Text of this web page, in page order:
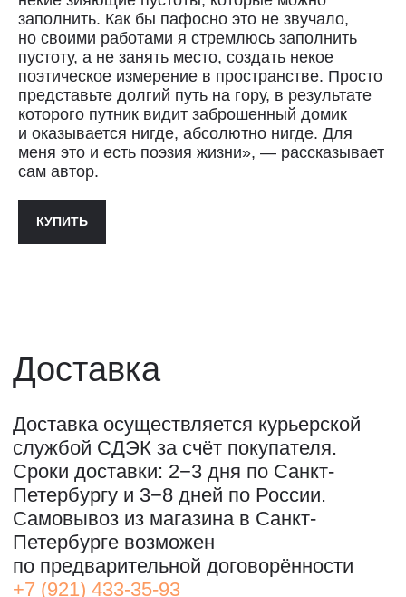
заполнить. Как бы пафосно это не звучало,
но своими работами я стремлюсь заполнить
пустоту, а не занять место, создать некое
поэтическое измерение в пространстве. Просто
представьте долгий путь на гору, в результате
которого путник видит заброшенный домик
и оказывается нигде, абсолютно нигде. Для
меня это и есть поэзия жизни», — рассказывает
сам автор.
КУПИТЬ
Сроки доставки: 2−3 дня по Санкт-
Петербургу и 3−8 дней по России.
Самовывоз из магазина в Санкт-
Петербурге возможен
по предварительной договорённости
+7 (921) 433-35-93
ПОЛИТИКА КОНФИДЕНЦИАЛЬНОСТИ↗
ПУБЛИЧНАЯ ОФЕРТА↗
САНКТ-ПЕТЕРБУРГ, СЕВКАБЕЛЬ ПОРТ
КОЖЕВЕННАЯ УЛИЦА, 40Е
2-Й ЭТАЖ, ДОМОФОН 19#
ВКОНТАКТЕ↗ИТЕЛЕГРАМ↗
ПОЧТА:INFO@STREET-ART-STORAGE.COM
PR@STREET-ART-STORAGE.COM
+7 911 779-63-95